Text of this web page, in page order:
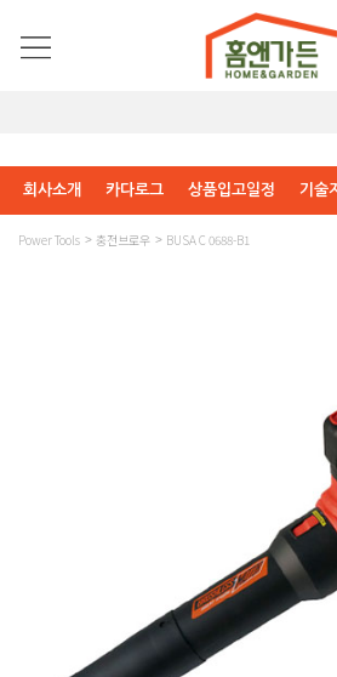
회사소개 카다로그 상품입고일정 기술
Power Tools 충전브로우 BUSA C 0688-B1